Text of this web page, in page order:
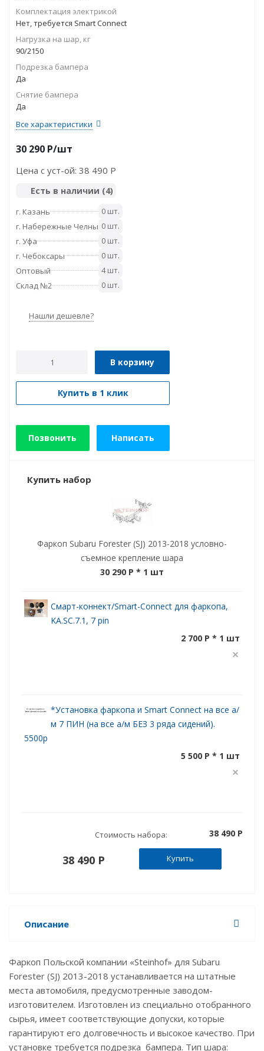
Комплектация электрикой
Нет, требуется Smart Connect
Нагрузка на шар, кг
90/2150
Подрезка бампера
Да
Снятие бампера
Да
Все характеристики
30 290 P/шт
Цена с уст-ой: 38 490 P
Есть в наличии (4)
г. Казань
0 шт.
г. Набережные Челны 0 шт.
г. Уфа
0 шт.
г. Чебоксары
0 шт.
Оптовый
4 шт.
Склад №2
0 шт.
Нашли дешевле?
В корзину
Купить в 1 клик
Позвонить Написать
Купить набор
Фаркоп Subaru Forester (SJ) 2013-2018 условно-
съемное крепление шара
30 290 P * 1 шт
Смарт-коннект/Smart-Connect для фаркопа,
KA.SC.7.1, 7 pin
2 700 P * 1 шт
*Установка фаркопа и Smart Connect на все а/
м 7 ПИН (на все а/м БЕЗ 3 ряда сидений).
5500р
5 500 P * 1 шт
Стоимость набора: 38 490 P
38 490 P Купить
Описание
Фаркоп Польской компании «Steinhof» для Subaru
Forester (SJ) 2013-2018 устанавливается на штатные
места автомобиля, предусмотренные заводом-
изготовителем. Изготовлен из специально отобранного
сырья, имеет соответствующие допуски, которые
гарантируют его долговечность и высокое качество. При
установке требуется подрезка бампера. Тип шара: